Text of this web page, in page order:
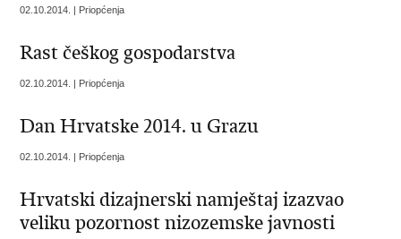
02.10.2014. | Priopćenja
Rast češkog gospodarstva
02.10.2014. | Priopćenja
Dan Hrvatske 2014. u Grazu
02.10.2014. | Priopćenja
Hrvatski dizajnerski namještaj izazvao
veliku pozornost nizozemske javnosti